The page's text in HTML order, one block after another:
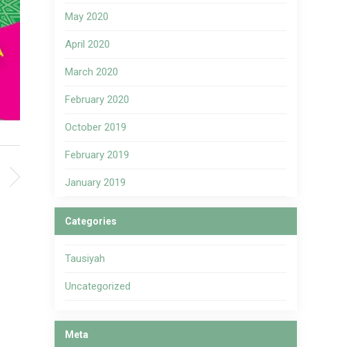
May 2020
April 2020
March 2020
February 2020
October 2019
February 2019
January 2019
Categories
Tausiyah
Uncategorized
Meta